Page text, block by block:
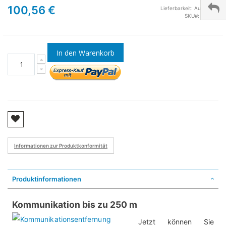
100,56 € Lieferbarkeit: Auf Lager
SKU
In den Warenkorb
Informationen zur Produktkonformität
Produktinformationen
Kommunikation bis zu 250 m
Jetzt können Sie